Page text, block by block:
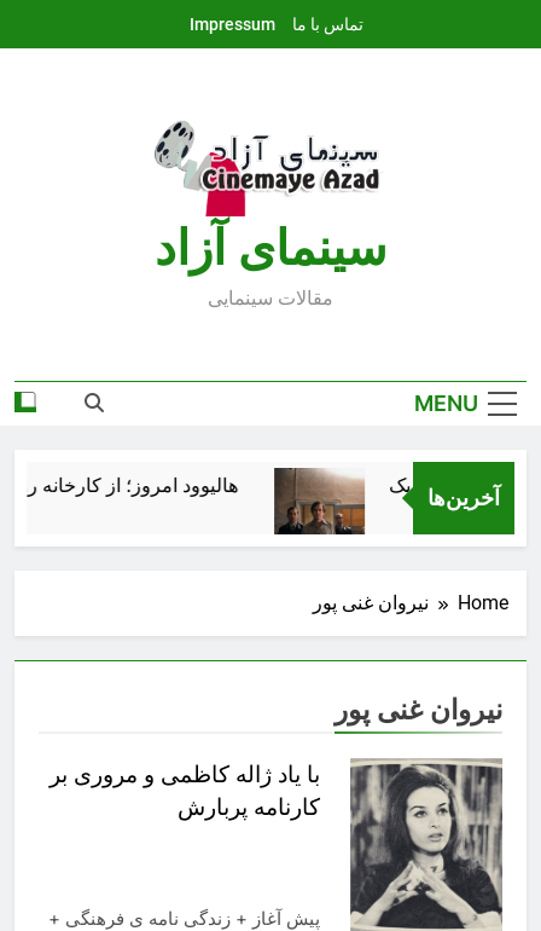
تماس با ما Impressum
سينماى آزاد
مقالات سينمايى
MENU
آخرین‌ها هالیوود امروز؛ از کارخانه
Home نیروان غنی پور
نیروان غنی پور
با یاد ژاله کاظمی و مروری بر
کارنامه پربارش
پیش آغاز + زندگی نامه ی فرهنگی +